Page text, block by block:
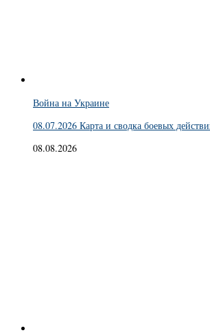
Война на Украине
08.07.2026 Карта и сводка боевых
08.08.2026